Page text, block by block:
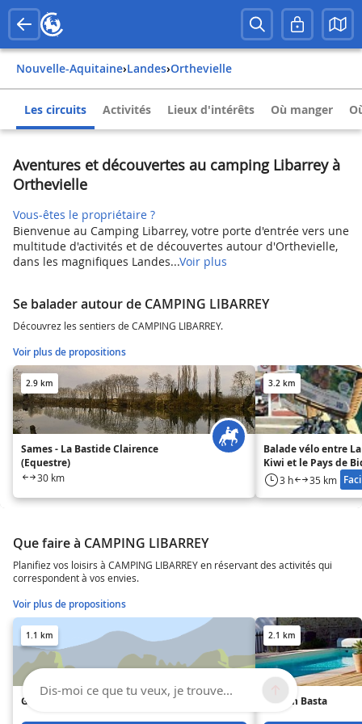
Nouvelle-Aquitaine› Landes› Orthevielle
Les circuits Activités Lieux d'intérêts Où manger
Aventures et découvertes au camping Libarrey à
Orthevielle
Vous-êtes le propriétaire ?
Bienvenue au Camping Libarrey, votre porte d'entrée vers une
multitude d'activités et de découvertes autour d'Orthevielle,
dans les magnifiques Landes...Voir plus
Se balader autour de CAMPING LIBARREY
Découvrez les sentiers de CAMPING LIBARREY.
Voir plus de propositions
2.9 km
Sames - La Bastide Clairence
(Equestre)
30 km
3.2 km
Balade vélo entre
Kiwi et le Pays de
3 h 35 km
Que faire à CAMPING LIBARREY
Planifiez vos loisirs à CAMPING LIBARREY en réservant des activités qui
correspondent à vos envies.
Voir plus de propositions
1.1 km
Gîte La Grange de Pardies
2.1 km
Maison Basta
Dis-moi ce que tu veux, je trouve...